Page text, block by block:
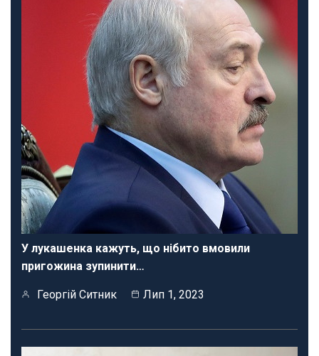
У лукашенка кажуть, що нібито вмовили
пригожина зупинити…
Георгій Ситник Лип 1, 2023